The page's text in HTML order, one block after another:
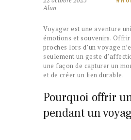
Alan
Voyager est une aventure
émotions et souvenirs.
proches lors d’un voyage
seulement un geste
une façon de capturer un
et de créer un lien durable.
Pourquoi offrir
pendant un